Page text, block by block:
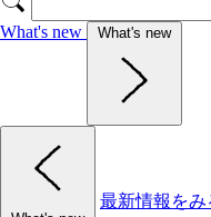
What's new What's new
最新情報をみ